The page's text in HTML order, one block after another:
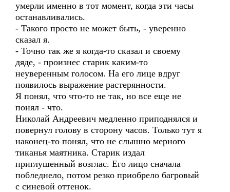
умерли именно в тот момент, когда эти часы
останавливались.
- Такого просто не может быть, - уверенно
сказал я.
- Точно так же я когда-то сказал и своему
дяде, - произнес старик каким-то
неуверенным голосом. На его лице вдруг
появилось выражение растерянности.
Я понял, что что-то не так, но все еще не
понял - что.
Николай Андреевич медленно приподнялся и
повернул голову в сторону часов. Только тут я
наконец-то понял, что не слышно мерного
тиканья маятника. Старик издал
приглушенный возглас. Его лицо сначала
побледнело, потом резко приобрело багровый
с синевой оттенок.